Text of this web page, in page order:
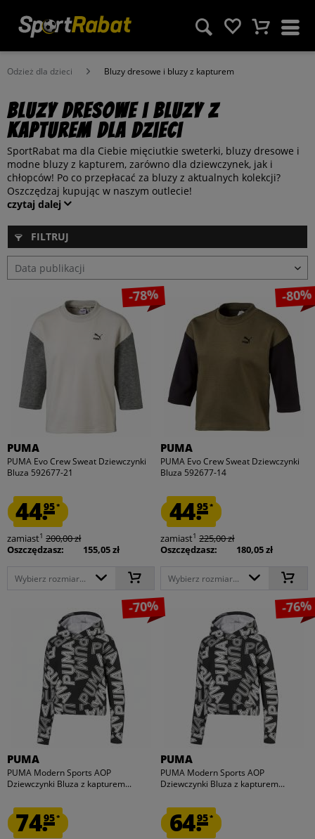
Odzież dla dzieci Bluzy dresowe i bluzy z kapturem
Bluzy dresowe i bluzy z
kapturem dla dzieci
SportRabat ma dla Ciebie mięciutkie sweterki, bluzy dresowe i
modne bluzy z kapturem, zarówno dla dziewczynek, jak i
chłopców! Po co przepłacać za bluzy z aktualnych kolekcji?
Oszczędzaj kupując w naszym outlecie!
czytaj dalej
FILTRUJ
-78%
PUMA
PUMA Evo Crew Sweat Dziewczynki
Bluza 592677-21
44.95*
zamiast1 200,00 zł
Oszczędzasz:
155,05 zł
Wybierz rozmiar...
-80%
PUMA
PUMA Evo Crew Sweat Dziewczynki
Bluza 592677-14
44.95*
zamiast1 225,00 zł
Oszczędzasz:
180,05 zł
Wybierz rozmiar...
-70%
PUMA
PUMA Modern Sports AOP
Dziewczynki Bluza z kapturem...
74.95*
-76%
PUMA
PUMA Modern Sports AOP
Dziewczynki Bluza z kapturem...
64.95*